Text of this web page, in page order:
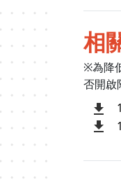
相
※為降
否開啟